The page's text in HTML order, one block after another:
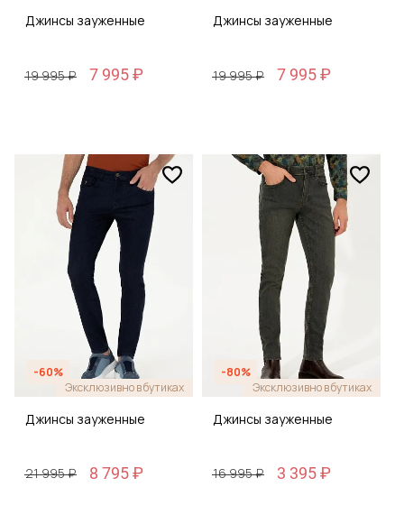
Джинсы зауженные
19 995 ₽ 7 995 ₽
Джинсы зауженные
19 995 ₽ 7 995 ₽
-60%
Эксклюзивно в бутиках
Джинсы зауженные
21 995 ₽ 8 795 ₽
-80%
Эксклюзивно в бутиках
Джинсы зауженные
16 995 ₽ 3 395 ₽